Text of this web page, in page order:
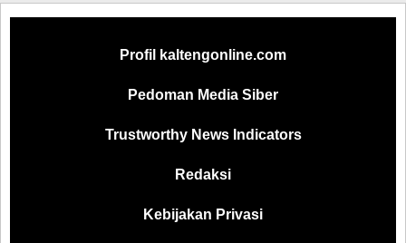
Profil kaltengonline.com
Pedoman Media Siber
Trustworthy News Indicators
Redaksi
Kebijakan Privasi